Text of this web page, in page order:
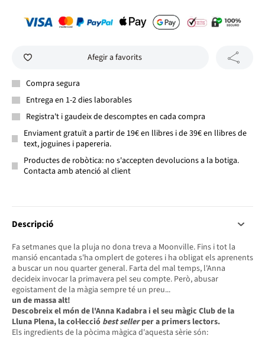
Afegir a favorits
Compra segura
Entrega en 1-2 dies laborables
Registra't i gaudeix de descomptes en cada compra
Enviament gratuït a partir de 19€ en llibres i de 39€ en llibres de
text, joguines i papereria.
Productes de robòtica: no s'accepten devolucions a la botiga.
Contacta amb atenció al client
Descripció
Fa setmanes que la pluja no dona treva a Moonville. Fins i tot la
mansió encantada s'ha omplert de goteres i ha obligat els aprenents
a buscar un nou quarter general. Farta del mal temps, l'Anna
decideix invocar la primavera pel seu compte. Però, abusar
egoistament de la màgia sempre té un preu...
un de massa alt!
Descobreix el món de l'Anna Kadabra i el seu màgic Club de la
Lluna Plena, la col·lecció best sellerper a primers lectors.
Els ingredients de la pòcima màgica d'aquesta sèrie són: